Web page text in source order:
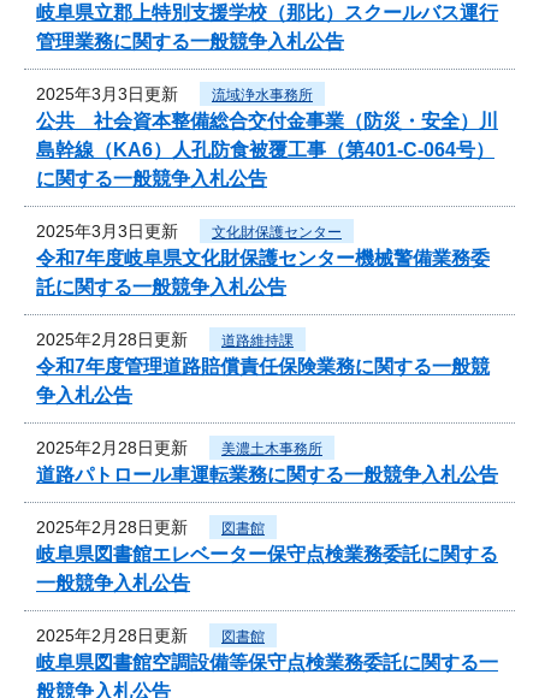
岐阜県立郡上特別支援学校（那比）スクールバス運行
管理業務に関する一般競争入札公告
2025年3月3日更新 流域浄水事務所
公共 社会資本整備総合交付金事業（防災・安全）川
島幹線（KA6）人孔防食被覆工事（第401-C-064号）
に関する一般競争入札公告
2025年3月3日更新 文化財保護センター
令和7年度岐阜県文化財保護センター機械警備業務委
託に関する一般競争入札公告
2025年2月28日更新 道路維持課
令和7年度管理道路賠償責任保険業務に関する一般競
争入札公告
2025年2月28日更新 美濃土木事務所
道路パトロール車運転業務に関する一般競争入札公告
2025年2月28日更新 図書館
岐阜県図書館エレベーター保守点検業務委託に関する
一般競争入札公告
2025年2月28日更新 図書館
岐阜県図書館空調設備等保守点検業務委託に関する一
般競争入札公告